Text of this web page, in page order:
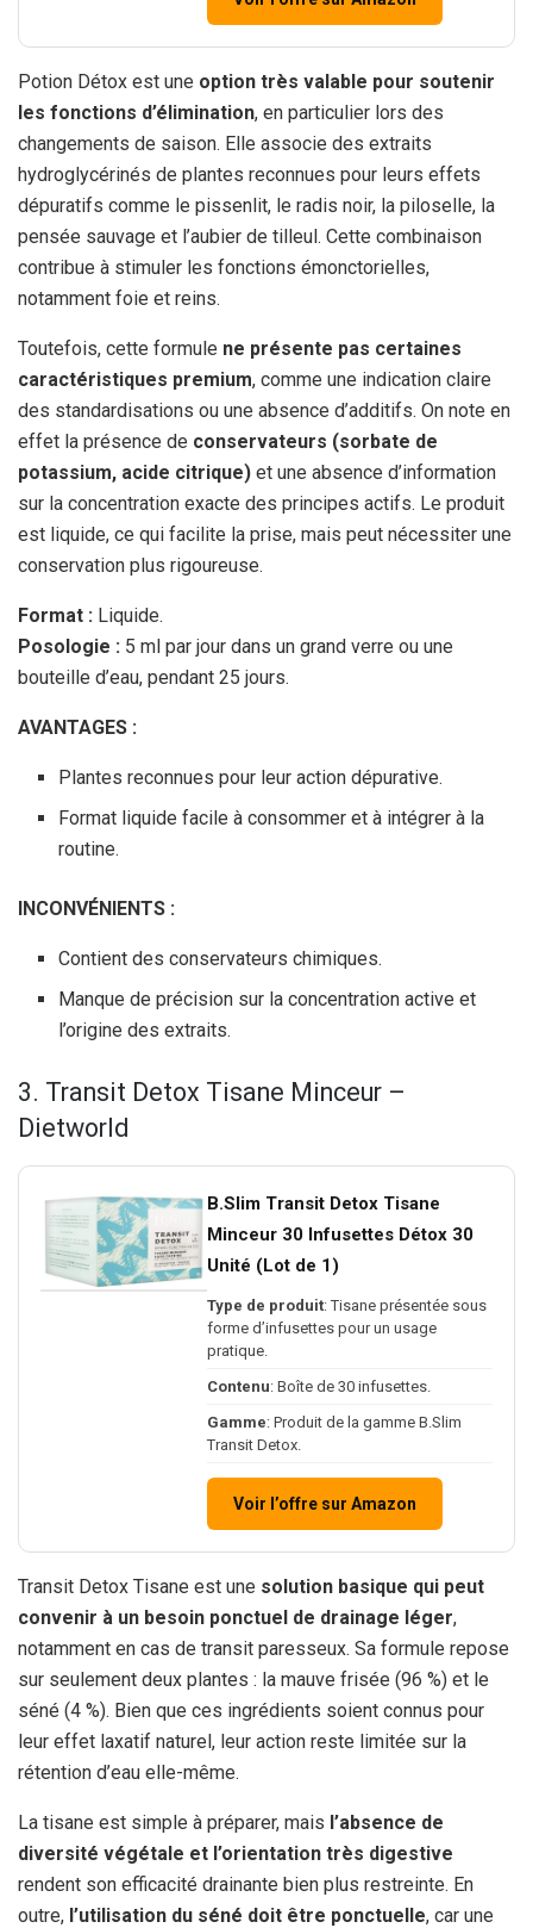
Potion Détox est une option très valable pour soutenir
les fonctions d’élimination, en particulier lors des
changements de saison. Elle associe des extraits
hydroglycérinés de plantes reconnues pour leurs effets
dépuratifs comme le pissenlit, le radis noir, la piloselle, la
pensée sauvage et l’aubier de tilleul. Cette combinaison
contribue à stimuler les fonctions émonctorielles,
notamment foie et reins.
Toutefois, cette formule ne présente pas certaines
caractéristiques premium, comme une indication claire
des standardisations ou une absence d’additifs. On note en
effet la présence de conservateurs (sorbate de
potassium, acide citrique) et une absence d’information
sur la concentration exacte des principes actifs. Le produit
est liquide, ce qui facilite la prise, mais peut nécessiter une
conservation plus rigoureuse.
Format : Liquide.
Posologie : 5 ml par jour dans un grand verre ou une
bouteille d’eau, pendant 25 jours.
AVANTAGES :
Plantes reconnues pour leur action dépurative.
Format liquide facile à consommer et à intégrer à la
routine.
INCONVÉNIENTS :
Contient des conservateurs chimiques.
Manque de précision sur la concentration active et
l’origine des extraits.
3. Transit Detox Tisane Minceur –
Dietworld
B.Slim Transit Detox Tisane
Minceur 30 Infusettes Détox 30
Unité (Lot de 1)
Type de produit: Tisane présentée sous
forme d’infusettes pour un usage
pratique.
Contenu: Boîte de 30 infusettes.
Gamme: Produit de la gamme B.Slim
Transit Detox.
Voir l’offre sur Amazon
Transit Detox Tisane est une solution basique qui peut
convenir à un besoin ponctuel de drainage léger,
notamment en cas de transit paresseux. Sa formule repose
sur seulement deux plantes : la mauve frisée (96 %) et le
séné (4 %). Bien que ces ingrédients soient connus pour
leur effet laxatif naturel, leur action reste limitée sur la
rétention d’eau elle-même.
La tisane est simple à préparer, mais l’absence de
diversité végétale et l’orientation très digestive
rendent son efficacité drainante bien plus restreinte. En
outre, l’utilisation du séné doit être ponctuelle, car une